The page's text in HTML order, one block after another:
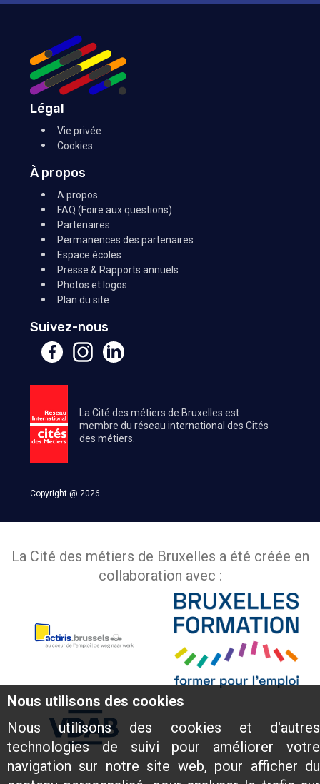
Nous utilisons des cookies
Nous utilisons des cookies et d'autres
technologies de suivi pour améliorer votre
navigation sur notre site web, pour afficher du
Légal
Vie privée
Cookies
À propos
A propos
FAQ (Foire aux questions)
Partenaires
Permanences des partenaires
Espace écoles
Presse & Rapports annuels
Photos et logos
Plan du site
Suivez-nous
La Cité des métiers de Bruxelles est
membre du réseau international des Cités
des métiers.
Copyright @ 2026
La Cité des métiers de Bruxelles a été créée en
collaboration avec :